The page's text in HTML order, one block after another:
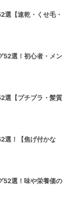
選【速乾・くせ毛・
52選！初心者・メン
選【プチプラ・髪質
選！【焦げ付かな
52選！味や栄養価の